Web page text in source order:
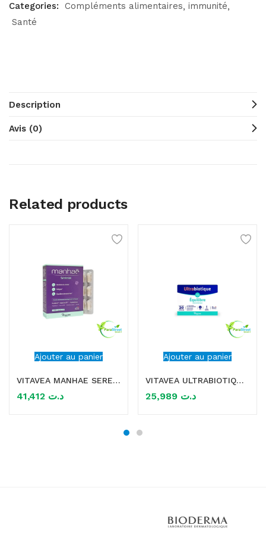
Categories: Compléments alimentaires immunité
Santé
Description
Avis (0)
Related products
Ajouter au panier
VITAVEA MANHAE SERENITE 30 GELULES
د.ت
Ajouter au panier
VITAVEA ULTRABIOTIQUE EQUILIBRE BALANCE 10 GELULES
د.ت